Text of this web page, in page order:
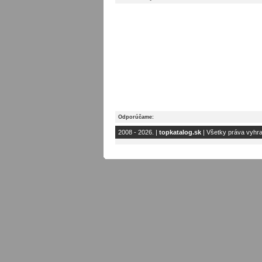
Odporúčame:
2008 - 2026. | topkatalog.sk | Všetky práva